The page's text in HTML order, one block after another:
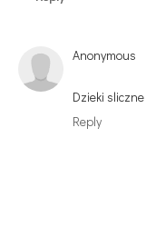
Anonymous
Dzieki
Reply